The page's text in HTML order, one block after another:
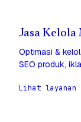
Jasa Kelola
Optimasi &
SEO produk,
Lihat layanan